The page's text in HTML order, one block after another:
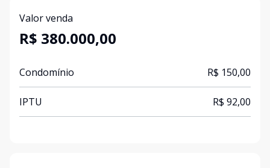
Valor venda
R$ 380.000,00
Condomínio R$ 150,00
IPTU R$ 92,00